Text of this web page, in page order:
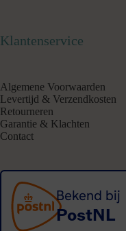
Klantenservice
Algemene Voorwaarden
Levertijd & Verzendkosten
Retourneren
Garantie & Klachten
Contact